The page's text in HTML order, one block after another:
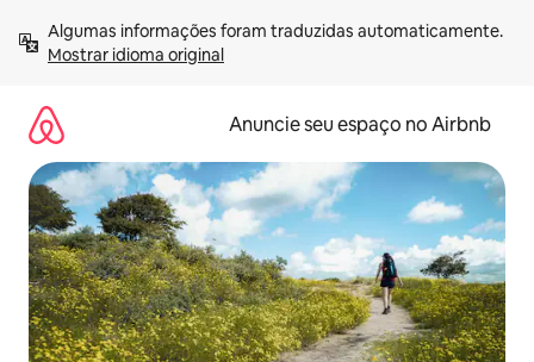
para
Mostrar idioma original
Anuncie seu espaço no Airbnb